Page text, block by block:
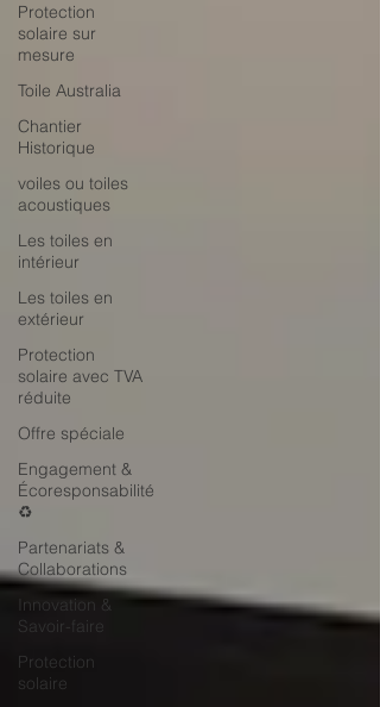
Protection
solaire sur
mesure
Toile Australia
Chantier
Historique
voiles ou toiles
acoustiques
Les toiles en
intérieur
Les toiles en
extérieur
Protection
solaire avec TVA
réduite
Offre spéciale
Engagement &
Écoresponsabilité
♻️
Partenariats &
Collaborations
Innovation &
Savoir-faire
Protection
solaire